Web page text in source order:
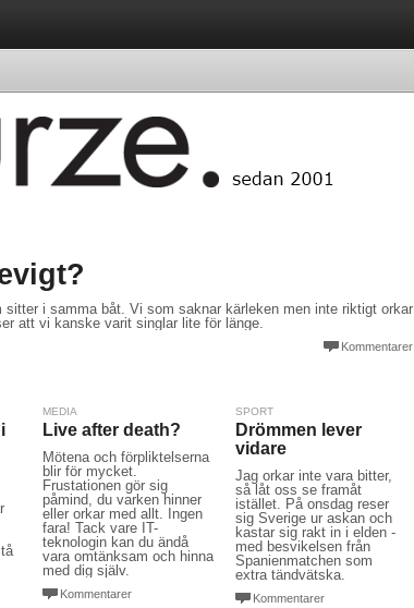
sitter i samma båt. Vi som saknar kärleken men inte riktigt orkar
att vi kanske varit singlar lite för länge.
Kommentarer
MEDIA
Live after death?
Mötena och förpliktelserna
blir för mycket.
Frustationen gör sig
påmind, du varken hinner
eller orkar med allt. Ingen
fara! Tack vare IT-
teknologin kan du ändå
vara omtänksam och hinna
med dig själv.
Kommentarer
SPORT
Drömmen lever
vidare
Jag orkar inte vara bitter,
så låt oss se framåt
istället. På onsdag reser
sig Sverige ur askan och
kastar sig rakt in i elden -
med besvikelsen från
Spanienmatchen som
extra tändvätska.
Kommentarer